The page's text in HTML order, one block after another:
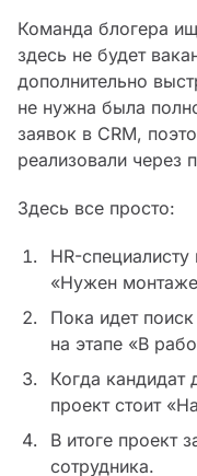
Команда блогера
здесь не будет
дополнительно
не нужна была
заявок в CRM,
реализовали через
Здесь все просто:
HR-
«Нужен
Пока идет
на этапе «В
Когда кандидат
проект стоит
В итоге проект
сотрудника.